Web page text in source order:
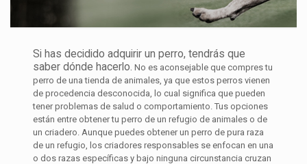
Si has decidido adquirir un perro, tendrás que
saber dónde hacerlo. No es aconsejable que compres tu
perro de una tienda de animales, ya que estos perros vienen
de procedencia desconocida, lo cual significa que pueden
tener problemas de salud o comportamiento. Tus opciones
están entre obtener tu perro de un refugio de animales o de
un criadero. Aunque puedes obtener un perro de pura raza
de un refugio, los criadores responsables se enfocan en una
o dos razas específicas y bajo ninguna circunstancia cruzan